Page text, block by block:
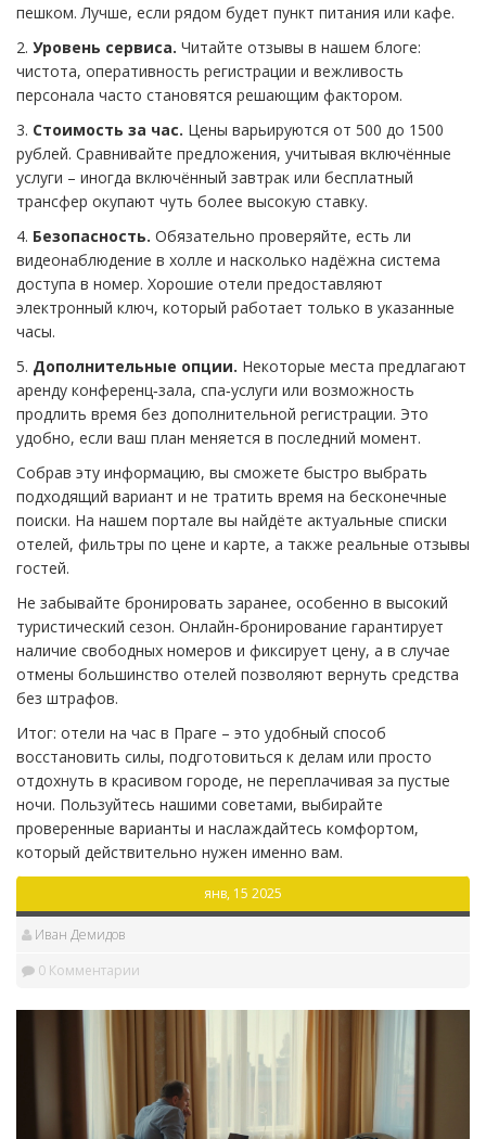
пешком. Лучше, если рядом будет пункт питания или кафе.
2. Уровень сервиса. Читайте отзывы в нашем блоге:
чистота, оперативность регистрации и вежливость
персонала часто становятся решающим фактором.
3. Стоимость за час. Цены варьируются от 500 до 1500
рублей. Сравнивайте предложения, учитывая включённые
услуги – иногда включённый завтрак или бесплатный
трансфер окупают чуть более высокую ставку.
4. Безопасность. Обязательно проверяйте, есть ли
видеонаблюдение в холле и насколько надёжна система
доступа в номер. Хорошие отели предоставляют
электронный ключ, который работает только в указанные
часы.
5. Дополнительные опции. Некоторые места предлагают
аренду конференц‑зала, спа‑услуги или возможность
продлить время без дополнительной регистрации. Это
удобно, если ваш план меняется в последний момент.
Собрав эту информацию, вы сможете быстро выбрать
подходящий вариант и не тратить время на бесконечные
поиски. На нашем портале вы найдёте актуальные списки
отелей, фильтры по цене и карте, а также реальные отзывы
гостей.
Не забывайте бронировать заранее, особенно в высокий
туристический сезон. Онлайн‑бронирование гарантирует
наличие свободных номеров и фиксирует цену, а в случае
отмены большинство отелей позволяют вернуть средства
без штрафов.
Итог: отели на час в Праге – это удобный способ
восстановить силы, подготовиться к делам или просто
отдохнуть в красивом городе, не переплачивая за пустые
ночи. Пользуйтесь нашими советами, выбирайте
проверенные варианты и наслаждайтесь комфортом,
который действительно нужен именно вам.
янв, 15 2025
Иван Демидов
0 Комментарии